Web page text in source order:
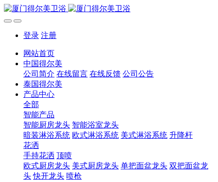
登录 注册
网站首页
中国得尔美
公司简介 在线留言 在线反馈 公司公告
泰国得尔美
产品中心
全部
智能产品
智能厨房龙头 智能浴室龙头
暗装淋浴系统 欧式淋浴系统 美式淋浴系统 升降杆
花洒
手持花洒 顶喷
欧式厨房龙头 美式厨房龙头 单把面盆龙头 双把面盆龙
头 快开龙头 喷枪